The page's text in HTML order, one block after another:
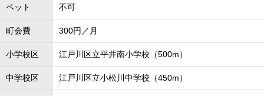
ペット 不可
町会費 300円／月
小学校区 江戸川区立平井南小学校（500m）
中学校区 江戸川区立小松川中学校（450m）